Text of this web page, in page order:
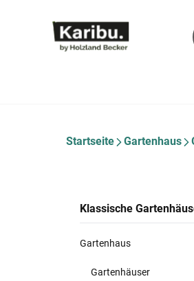
Startseite Gartenhaus
Klassische
Gartenhaus
Gartenhäuser